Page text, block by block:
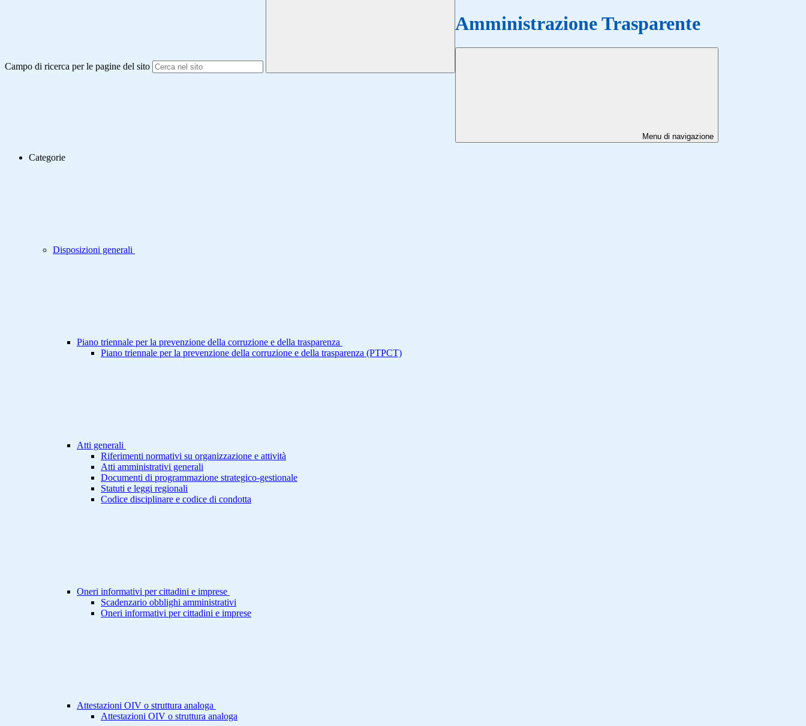
Campo di ricerca per le pagine del sito
Amministrazione Trasparente
Menu di navigazione
Categorie
Disposizioni generali
Piano triennale per la prevenzione della corruzione e della trasparenza
Piano triennale per la prevenzione della corruzione e della trasparenza (PTPCT)
Atti generali
Riferimenti normativi su organizzazione e attività
Atti amministrativi generali
Documenti di programmazione strategico-gestionale
Statuti e leggi regionali
Codice disciplinare e codice di condotta
Oneri informativi per cittadini e imprese
Scadenzario obblighi amministrativi
Oneri informativi per cittadini e imprese
Attestazioni OIV o struttura analoga
Attestazioni OIV o struttura analoga